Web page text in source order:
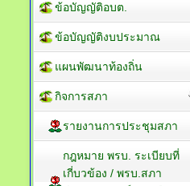
ข้อบัญญัติอบต.
ข้อบัญญัติงบประมาณ
แผนพัฒนาท้องถิ่น
กิจการสภา
รายงานการประชุมสภา
กฎหมาย พรบ. ระเบียบที่
เกี่บวข้อง / พรบ.สภา